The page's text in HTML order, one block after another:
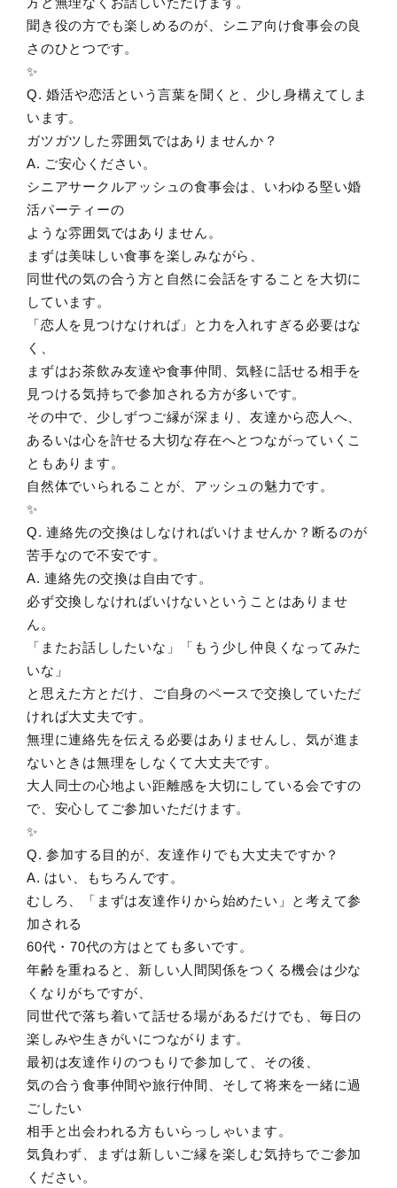
聞き役の方でも楽しめるのが、シニア向け食事会の良
さのひとつです。
✨
Q. 婚活や恋活という言葉を聞くと、少し身構えてしま
います。
ガツガツした雰囲気ではありませんか？
A. ご安心ください。
シニアサークルアッシュの食事会は、いわゆる堅い婚
活パーティーの
ような雰囲気ではありません。
まずは美味しい食事を楽しみながら、
同世代の気の合う方と自然に会話をすることを大切に
しています。
「恋人を見つけなければ」と力を入れすぎる必要はな
く、
まずはお茶飲み友達や食事仲間、気軽に話せる相手を
見つける気持ちで参加される方が多いです。
その中で、少しずつご縁が深まり、友達から恋人へ、
あるいは心を許せる大切な存在へとつながっていくこ
ともあります。
自然体でいられることが、アッシュの魅力です。
✨
Q. 連絡先の交換はしなければいけませんか？断るのが
苦手なので不安です。
A. 連絡先の交換は自由です。
必ず交換しなければいけないということはありませ
ん。
「またお話ししたいな」「もう少し仲良くなってみた
いな」
と思えた方とだけ、ご自身のペースで交換していただ
ければ大丈夫です。
無理に連絡先を伝える必要はありませんし、気が進ま
ないときは無理をしなくて大丈夫です。
大人同士の心地よい距離感を大切にしている会ですの
で、安心してご参加いただけます。
✨
Q. 参加する目的が、友達作りでも大丈夫ですか？
A. はい、もちろんです。
むしろ、「まずは友達作りから始めたい」と考えて参
加される
60代・70代の方はとても多いです。
年齢を重ねると、新しい人間関係をつくる機会は少な
くなりがちですが、
同世代で落ち着いて話せる場があるだけでも、毎日の
楽しみや生きがいにつながります。
最初は友達作りのつもりで参加して、その後、
気の合う食事仲間や旅行仲間、そして将来を一緒に過
ごしたい
相手と出会われる方もいらっしゃいます。
気負わず、まずは新しいご縁を楽しむ気持ちでご参加
ください。